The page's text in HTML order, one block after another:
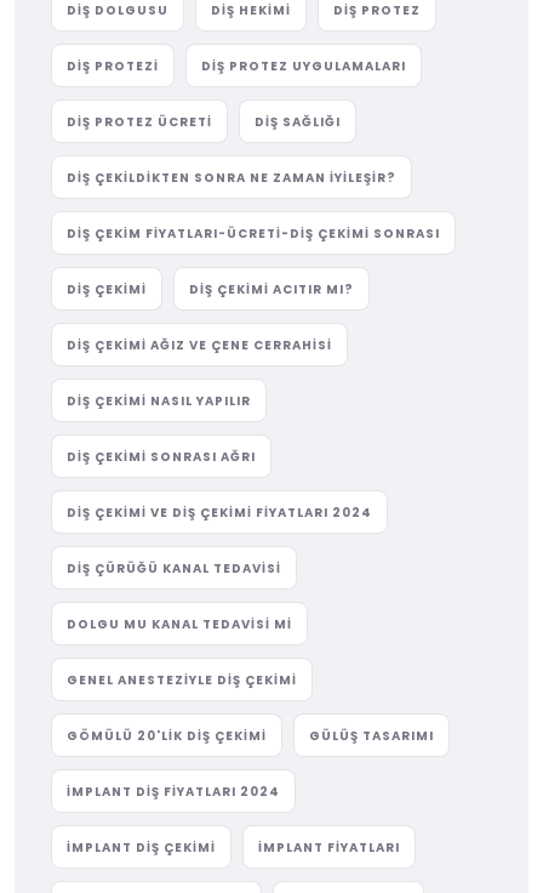
DIŞ DOLGUSU DIŞ HEKIMI DIŞ PROTEZ
DIŞ PROTEZI DIŞ PROTEZ UYGULAMALARI
DIŞ PROTEZ ÜCRETI DIŞ SAĞLIĞI
DIŞ ÇEKILDIKTEN SONRA NE ZAMAN İYILEŞIR?
DIŞ ÇEKIM FIYATLARI-ÜCRETI-DIŞ ÇEKIMI SONRASI
DIŞ ÇEKIMI DIŞ ÇEKIMI ACITIR MI?
DIŞ ÇEKIMI AĞIZ VE ÇENE CERRAHISI
DIŞ ÇEKIMI NASIL YAPILIR
DIŞ ÇEKIMI SONRASI AĞRI
DIŞ ÇEKIMI VE DIŞ ÇEKIMI FIYATLARI 2024
DIŞ ÇÜRÜĞÜ KANAL TEDAVISI
DOLGU MU KANAL TEDAVISI MI
GENEL ANESTEZIYLE DIŞ ÇEKIMI
GÖMÜLÜ 20'LIK DIŞ ÇEKIMI GÜLÜŞ TASARIMI
IMPLANT DIŞ FIYATLARI 2024
IMPLANT DIŞ ÇEKIMI IMPLANT FIYATLARI